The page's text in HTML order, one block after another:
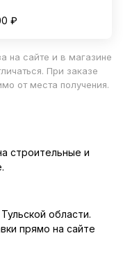
₽
на сайте и в магазине
При заказе
от места получения.
строительные и
области.
прямо на сайте